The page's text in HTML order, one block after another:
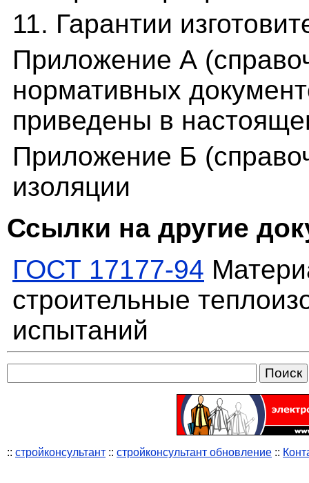
11. Гарантии
Приложение А
нормативных
приведены в
Приложение Б
изоляции
Ссылки на другие
ГОСТ 17177-94
строительные
испытаний
:: стройконсультант :: стройконсультант обновление ::